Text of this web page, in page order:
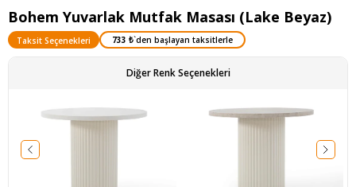
Bohem Yuvarlak Mutfak Masası (Lake Beyaz)
Taksit Seçenekleri 733 ₺`den başlayan taksitlerle
Diğer Renk Seçenekleri